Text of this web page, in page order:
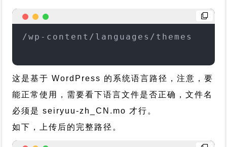
/wp-content/languages/themes
这是基于 WordPress 的系统语言路径，注意，要
能正常使用，需要看下语言文件是否正确，文件名
必须是 seiryuu-zh_CN.mo 才行。
如下，上传后的完整路径。